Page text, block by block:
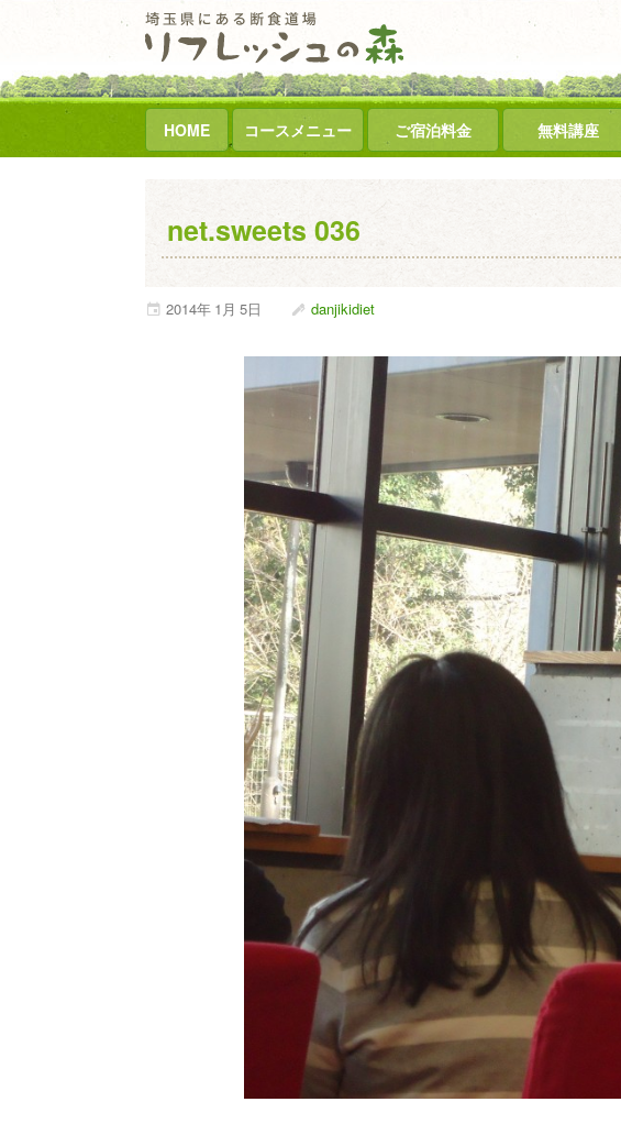
HOME コースメニュー ご宿泊料金 無料講座
net.sweets 036
2014年 1月 5日 danjikidiet